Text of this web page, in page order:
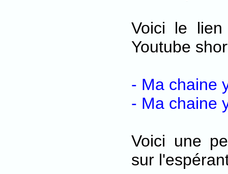
Voici le
Youtube
- Ma chaine
- Ma chaine
Voici une
sur